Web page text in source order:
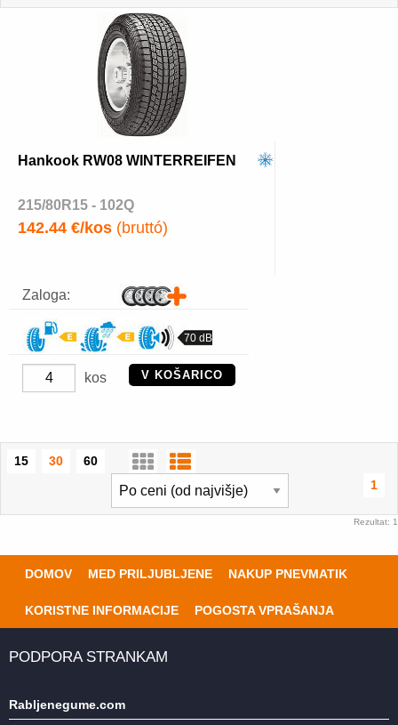
Hankook RW08 WINTERREIFEN
215/80R15 - 102Q
142.44 €/kos (bruttó)
Zaloga:
70 dB
kos V KOŠARICO
15 30
60
1
Rezultat: 1
DOMOV MED PRILJUBLJENE NAKUP PNEVMATIK
KORISTNE INFORMACIJE POGOSTA VPRAŠANJA
PODPORA STRANKAM
Rabljenegume.com